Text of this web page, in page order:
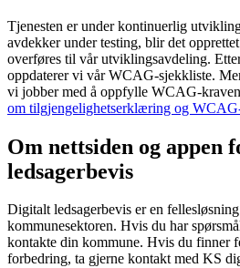
Tjenesten er under kontinuerlig
avdekker under testing, blir det
overføres til vår utviklingsavdeling.
oppdaterer vi vår WCAG-sjekkliste.
vi jobber med å oppfylle WCAG-
om tilgjengelighetserklæring og
Om nettsiden og appen
ledsagerbevis
Digitalt ledsagerbevis er en
kommunesektoren. Hvis du har
kontakte din kommune. Hvis du finner
forbedring, ta gjerne kontakt med KS